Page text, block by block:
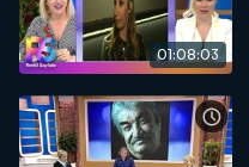
01:08:03